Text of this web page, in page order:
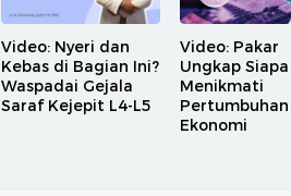
Video: Nyeri dan
Kebas di Bagian Ini?
Waspadai Gejala
Saraf Kejepit L4-L5
Video: Pakar
Ungkap
Menikmati
Pertumbuhan
Ekonomi